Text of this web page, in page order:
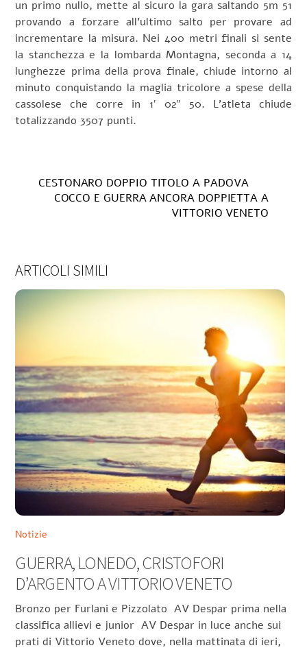
un primo nullo, mette al sicuro la gara saltando 5m 51
provando a forzare all’ultimo salto per provare ad
incrementare la misura. Nei 400 metri finali si sente
la stanchezza e la lombarda Montagna, seconda a 14
lunghezze prima della prova finale, chiude intorno al
minuto conquistando la maglia tricolore a spese della
cassolese che corre in 1′ 02″ 50. L’atleta chiude
totalizzando 3507 punti.
CESTONARO DOPPIO TITOLO A PADOVA
COCCO E GUERRA ANCORA DOPPIETTA A
VITTORIO VENETO
ARTICOLI SIMILI
Notizie
GUERRA, LONEDO, CRISTOFORI
D’ARGENTO A VITTORIO VENETO
Bronzo per Furlani e Pizzolato AV Despar prima nella
classifica allievi e junior AV Despar in luce anche sui
prati di Vittorio Veneto dove, nella mattinata di ieri,